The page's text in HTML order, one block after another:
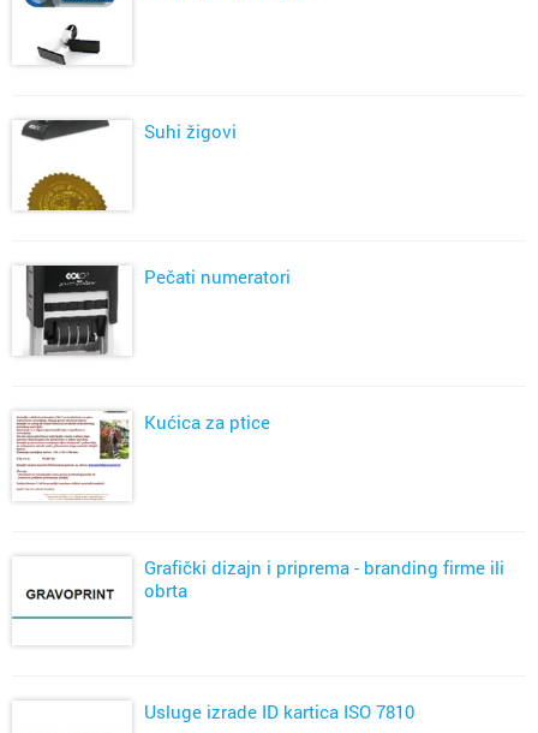
Suhi žigovi
Pečati numeratori
Kućica za ptice
Grafički dizajn i priprema - branding firme ili
obrta
Usluge izrade ID kartica ISO 7810